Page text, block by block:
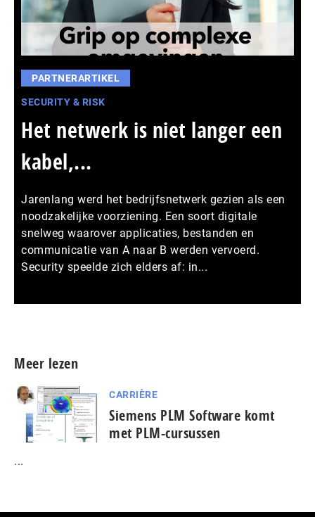
PARTNERARTIKEL
SECURITY & RISK
Het netwerk is niet langer een
kabel,...
Jarenlang werd het bedrijfsnetwerk gezien als een
noodzakelijke voorziening. Een soort digitale
snelweg waarover applicaties, bestanden en
communicatie van A naar B werden vervoerd.
Security speelde zich elders af: in...
Meer lezen
CARRIÈRE
Siemens PLM Software komt
met PLM-cursussen
...